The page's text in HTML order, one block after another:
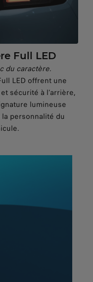
Full LED
du caractère.
LED offrent une
sécurité à l’arrière,
lumineuse
personnalité du